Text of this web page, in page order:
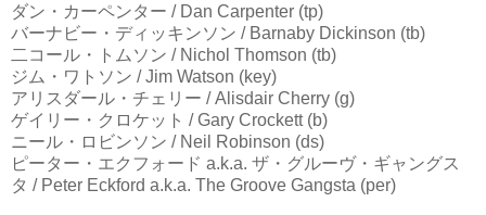
ダン・カーペンター / Dan Carpenter (tp)
バーナビー・ディッキンソン / Barnaby Dickinson (tb)
二コール・トムソン / Nichol Thomson (tb)
ジム・ワトソン / Jim Watson (key)
アリスダール・チェリー / Alisdair Cherry (g)
ゲイリー・クロケット / Gary Crockett (b)
ニール・ロビンソン / Neil Robinson (ds)
ピーター・エクフォード a.k.a. ザ・グルーヴ・ギャングス
タ / Peter Eckford a.k.a. The Groove Gangsta (per)